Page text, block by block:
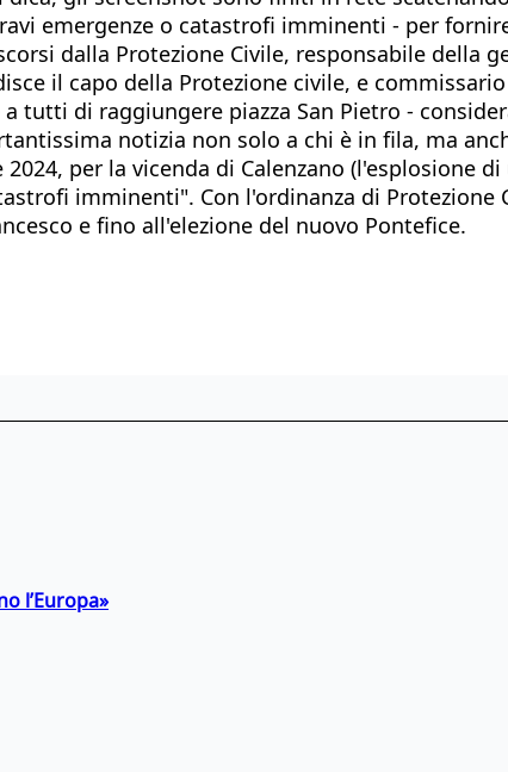
emergenze o catastrofi imminenti - per
dalla Protezione Civile, responsabile della
il capo della Protezione civile, e
tutti di raggiungere piazza San Pietro -
notizia non solo a chi è in fila, ma
per la vicenda di Calenzano (l'esplosione
imminenti". Con l'ordinanza di
e fino all'elezione del nuovo Pontefice.
l’Europa»